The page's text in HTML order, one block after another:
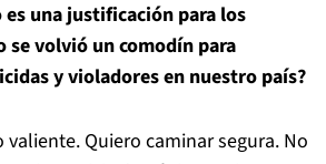
una justificación para los
se volvió un comodín para
y violadores en nuestro país?
valiente. Quiero caminar segura. No